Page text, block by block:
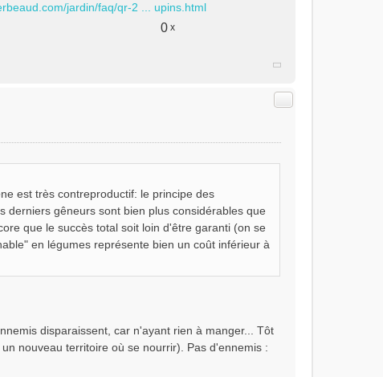
jardin/faq/qr-2 ... upins.html
0 x
Citer
est très contreproductif: le principe des
derniers gêneurs sont bien plus considérables que
que le succès total soit loin d'être garanti (on se
en légumes représente bien un coût inférieur à
disparaissent, car n'ayant rien à manger... Tôt
nouveau territoire où se nourrir). Pas d'ennemis :